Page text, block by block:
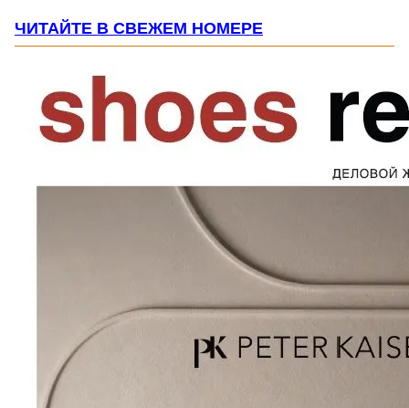
ЧИТАЙТЕ В СВЕЖЕМ НОМЕРЕ